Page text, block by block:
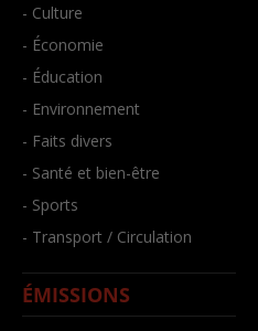
- Culture
- Économie
- Éducation
- Environnement
- Faits divers
- Santé et bien-être
- Sports
- Transport / Circulation
ÉMISSIONS